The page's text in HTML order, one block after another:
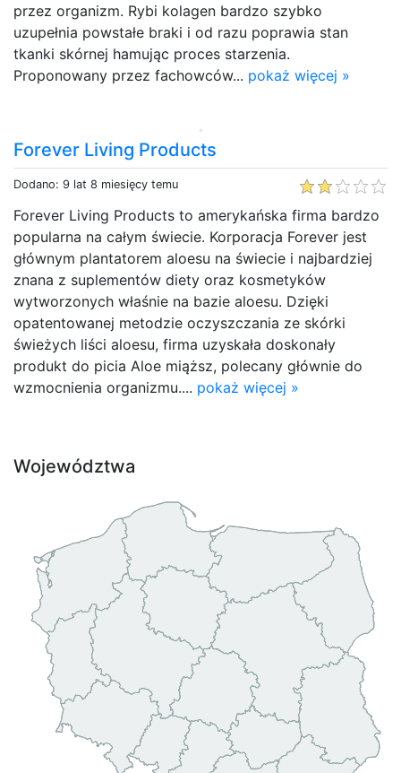
przez organizm. Rybi kolagen bardzo szybko
uzupełnia powstałe braki i od razu poprawia stan
tkanki skórnej hamując proces starzenia.
Proponowany przez fachowców... pokaż więcej »
Forever Living Products
Dodano: 9 lat 8 miesięcy temu
Forever Living Products to amerykańska firma bardzo
popularna na całym świecie. Korporacja Forever jest
głównym plantatorem aloesu na świecie i najbardziej
znana z suplementów diety oraz kosmetyków
wytworzonych właśnie na bazie aloesu. Dzięki
opatentowanej metodzie oczyszczania ze skórki
świeżych liści aloesu, firma uzyskała doskonały
produkt do picia Aloe miąższ, polecany głównie do
wzmocnienia organizmu.... pokaż więcej »
Województwa